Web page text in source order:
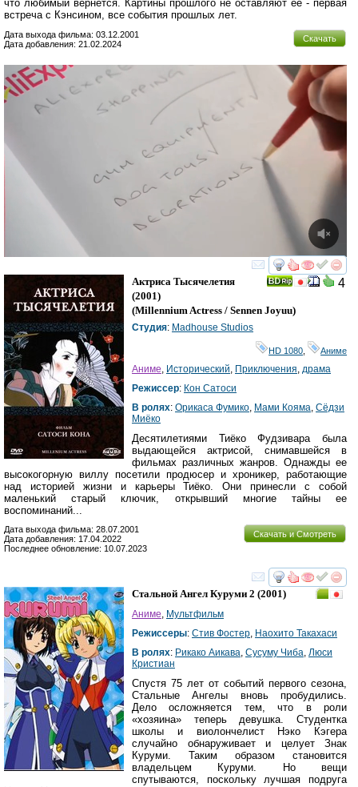
что любимый вернётся. Картины прошлого не оставляют её - первая
встреча с Кэнсином, все события прошлых лет.
Скачать
Дата выхода фильма: 03.12.2001
Дата добавления: 21.02.2024
смотреть
4
Актриса Тысячелетия
(2001)
(Millennium Actress / Sennen Joyuu)
Студия: Madhouse Studios
HD 1080 Аниме
Аниме Исторический Приключения драма
Режиссер: Кон Сатоси
В ролях: Орикаса Фумико Мами Кояма Сёдзи
Миёко
Десятилетиями Тиёко Фудзивара была
выдающейся актрисой, снимавшейся в
фильмах различных жанров. Однажды ее
высокогорную виллу посетили продюсер и хроникер, работающие
над историей жизни и карьеры Тиёко. Они принесли с собой
маленький старый ключик, открывший многие тайны ее
воспоминаний...
Скачать и Смотреть
Дата выхода фильма: 28.07.2001
Дата добавления: 17.04.2022
Последнее обновление: 10.07.2023
смотреть
Стальной Ангел Куруми 2 (2001)
Аниме, Мультфильм
Режиссеры: Стив Фостер, Наохито Такахаси
В ролях: Рикако Аикава, Сусуму Чиба, Люси
Кристиан
Спустя 75 лет от событий первого сезона,
Стальные Ангелы вновь пробудились.
Дело осложняется тем, что в роли
«хозяина» теперь девушка. Студентка
школы и виолончелист Нэко Кэгера
случайно обнаруживает и целует Знак
Куруми. Таким образом становится
владельцем Куруми. Но вещи
спутываются, поскольку лучшая подруга